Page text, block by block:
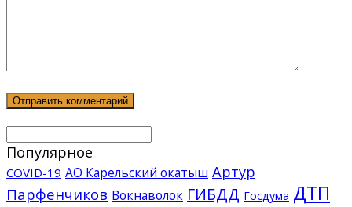
Популярное
COVID-19 АО Карельский окатыш Артур
Парфенчиков Вокнаволок ГИБДД Госдума ДТП